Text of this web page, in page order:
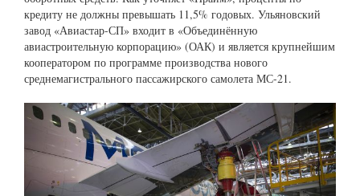
кредиту не должны превышать 11,5% годовых. Ульяновский
завод «Авиастар-СП» входит в «Объединённую
авиастроительную корпорацию» (ОАК) и является крупнейшим
кооператором по программе производства нового
среднемагистрального пассажирского самолета МС-21.